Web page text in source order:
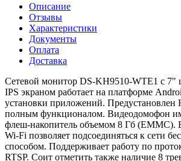
Описание
Отзывы
Характеристики
Документы
Оплата
Доставка
Сетевой монитор DS-KH9510-WTE1 с 7"
IPS экраном работает на платформе
установки приложений. Предустановлен
полным функционалом. Видеодомофон
флеш-накопитель объемом 8 Гб (EMMC).
Wi-Fi позволяет подсоединяться к сети
способом. Поддерживает работу по
RTSP. Соит отметить также наличие 8